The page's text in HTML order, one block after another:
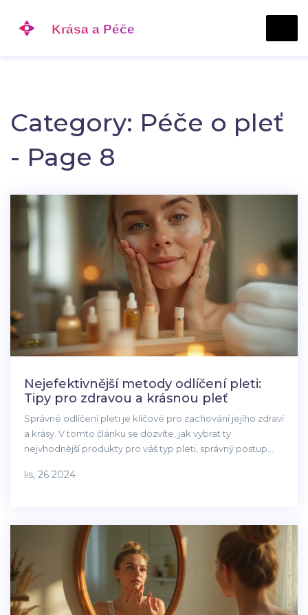
Category: Péče o pleť
- Page 8
Nejefektivnější metody odlíčení pleti:
Tipy pro zdravou a krásnou pleť
Správné odlíčení pleti je klíčové pro zachování jejího zdraví
a krásy. V tomto článku se dozvíte, jak vybrat ty
nejvhodnější produkty pro váš typ pleti, správný postup
Navíc obdržíte tipy, jak pečovat o pleť přirozenými
lis, 26 2024